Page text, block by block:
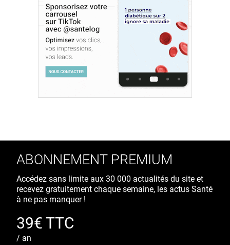
ABONNEMENT PREMIUM
Accédez sans limite aux 30 000 actualités du site et
recevez gratuitement chaque semaine, les actus Santé
à ne pas manquer !
39€ TTC
/ an